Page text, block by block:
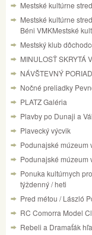
Mestské kultúrne
Mestské kultúrne
Béni VMKMestské
Mestský klub
MINULOSŤ SKRYTÁ
NÁVŠTEVNÝ
Nočné preliadky
PLATZ Galéria
Plavby po Dunaji a
Plavecký výcvik
Podunajské múzeum
Podunajské múzeum
Ponuka kultúrnych
týždenný / heti
Pred métou / László
RC Comorra Model
Rebeli a Dramaťák